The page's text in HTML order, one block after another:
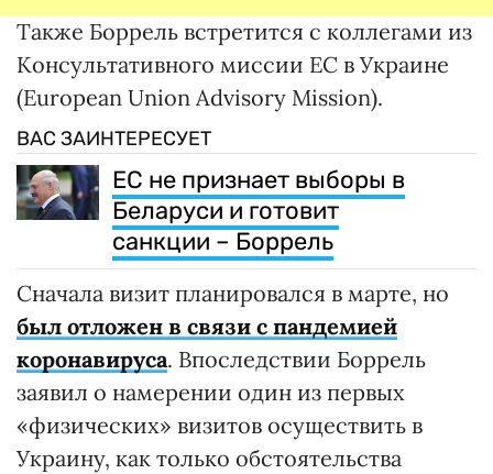
Также Боррель встретится с коллегами из
Консультативного миссии ЕС в Украине
(European Union Advisory Mission).
ВАС ЗАИНТЕРЕСУЕТ
ЕС не признает выборы в
Беларуси и готовит
санкции – Боррель
Сначала визит планировался в марте, но
был отложен в связи с пандемией
коронавируса. Впоследствии Боррель
заявил о намерении один из первых
«физических» визитов осуществить в
Украину, как только обстоятельства